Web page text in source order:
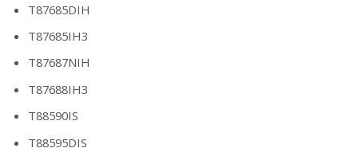
T87685DIH
T87685IH3
T87687NIH
T87688IH3
T88590IS
T88595DIS